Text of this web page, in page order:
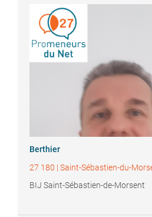
Berthier
27 180 | Saint-Sébastien-du-
BIJ Saint-Sébastien-de-Morsent